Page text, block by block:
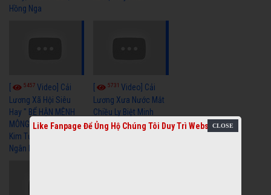
Hồng Nga
5457 Video] Cải
Lương Xã Hội Siêu
Hay " BỂ HẬN MÊNH
MÔNG " Cải Lương
Kim Tử Long, Thanh
Ngân Hay Nhất
5731Video] Cải
Lương Xưa Nước Mắt
Chiều Ly Biệt Minh
Vương Tài Linh cải
Like Fanpage Để Ủng Hộ Chúng Tôi Duy Trì Website